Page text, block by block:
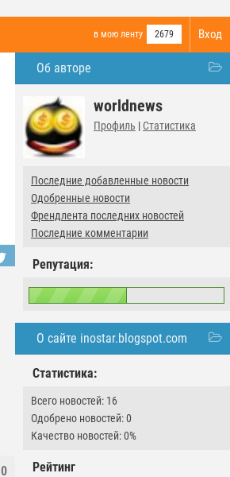
Вход
в мою ленту 2679
Об авторе
worldnews
Профиль | Статистика
Последние добавленные новости
Одобренные новости
Френдлента последних новостей
Последние комментарии
Репутация:
О сайте inostar.blogspot.com
Статистика:
Всего новостей: 16
Одобрено новостей: 0
Качество новостей: 0%
Рейтинг
0